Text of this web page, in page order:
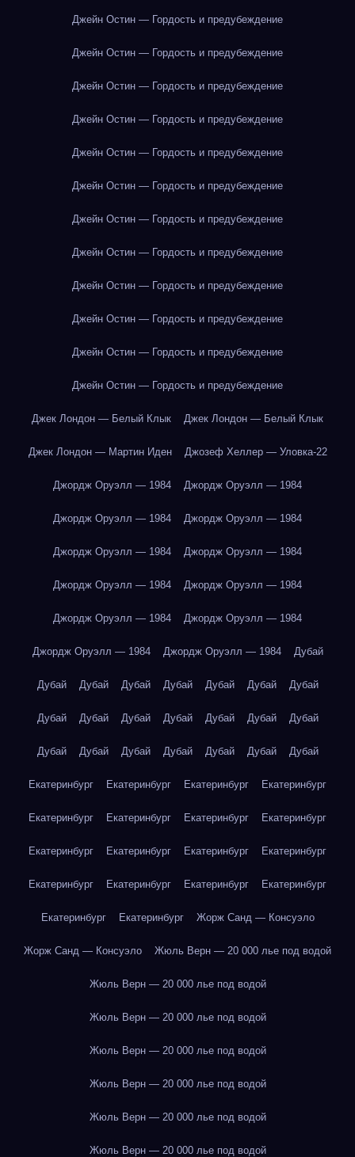
Джейн Остин — Гордость и предубеждение
Джейн Остин — Гордость и предубеждение
Джейн Остин — Гордость и предубеждение
Джейн Остин — Гордость и предубеждение
Джейн Остин — Гордость и предубеждение
Джейн Остин — Гордость и предубеждение
Джейн Остин — Гордость и предубеждение
Джейн Остин — Гордость и предубеждение
Джейн Остин — Гордость и предубеждение
Джейн Остин — Гордость и предубеждение
Джейн Остин — Гордость и предубеждение
Джейн Остин — Гордость и предубеждение
Джек Лондон — Белый Клык Джек Лондон — Белый Клык
Джек Лондон — Мартин Иден Джозеф Хеллер — Уловка-22
Джордж Оруэлл — 1984 Джордж Оруэлл — 1984
Джордж Оруэлл — 1984 Джордж Оруэлл — 1984
Джордж Оруэлл — 1984 Джордж Оруэлл — 1984
Джордж Оруэлл — 1984 Джордж Оруэлл — 1984
Джордж Оруэлл — 1984 Джордж Оруэлл — 1984
Джордж Оруэлл — 1984 Джордж Оруэлл — 1984 Дубай
Дубай Дубай Дубай Дубай Дубай Дубай Дубай
Дубай Дубай Дубай Дубай Дубай Дубай Дубай
Дубай Дубай Дубай Дубай Дубай Дубай Дубай
Екатеринбург Екатеринбург Екатеринбург Екатеринбург
Екатеринбург Екатеринбург Екатеринбург Екатеринбург
Екатеринбург Екатеринбург Екатеринбург Екатеринбург
Екатеринбург Екатеринбург Екатеринбург Екатеринбург
Екатеринбург Екатеринбург Жорж Санд — Консуэло
Жорж Санд — Консуэло Жюль Верн — 20 000 лье под водой
Жюль Верн — 20 000 лье под водой
Жюль Верн — 20 000 лье под водой
Жюль Верн — 20 000 лье под водой
Жюль Верн — 20 000 лье под водой
Жюль Верн — 20 000 лье под водой
Жюль Верн — 20 000 лье под водой